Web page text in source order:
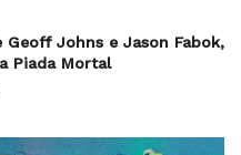
Geoff Johns e Jason Fabok,
Piada Mortal